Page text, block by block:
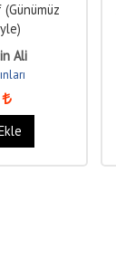
(Günümüz
Ali